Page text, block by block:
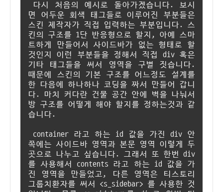
다시 처음의 예시로 돌아가겠습니다. 보시
면 어두운 회색 태그들로 이루어진 부분들은
스킨 제작자가 직접 입력하는 부분입니다. 스
킨의 구조를 1단 반응형으로 할지, 아예 스마
트하게 만들어서 사이드바가 없는 형태로 할
것인지 이런 부분들을 정해서 직접 div 혹은
기타 태그들을 써서 영역을 구별 짓습니다.
때문에 스킨의 기본 구조를 어느정도 설계를
한 다음에 하나하나 코딩을 짜서 만들어 갑니
다. 마치 커다란 건물 공간 안에 벽을 나눠서
방 구조를 어떻게 해야 할지를 정하는것과 같
습니다.
container 라고 하는 id 값을 가진 div 안
쪽에는 사이드바 영역과 본문 영역 이렇게 두
곳으로 나누고 싶습니다. 그래서 또 한번 div
를 사용해서 contents 라고 하는 id 값을 가
진 영역을 만들었고, 다른 영역은 티스토리
그룹치환자를 써서 <s_sidebar> 를 사용한 것